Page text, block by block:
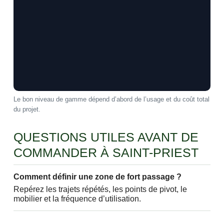
Le bon niveau de gamme dépend d’abord de l’usage et du coût total
du projet.
QUESTIONS UTILES AVANT DE
COMMANDER À SAINT-PRIEST
Comment définir une zone de fort passage ?
Repérez les trajets répétés, les points de pivot, le
mobilier et la fréquence d’utilisation.